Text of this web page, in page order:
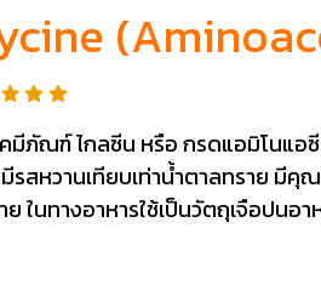
คมีภัณฑ์ ไกลซีน หรือ กรดแอมิโนแอ
มีรสหวานเทียบเท่าน้ำตาลทราย มี
ย ในทางอาหารใช้เป็นวัตถุเจือปนอ